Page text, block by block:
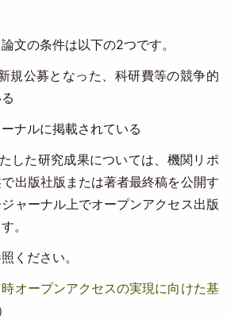
文の条件は以下の2つです。
規公募となった、科研費等の競争的
ナルに掲載されている
した研究成果については、機関リポ
出版社版または著者最終稿を公開す
ャーナル上でオープンアクセス出版
。
ください。
オープンアクセスの実現に向けた基